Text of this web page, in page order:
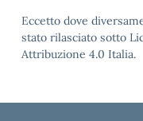
Eccetto dove
stato rilasciato sotto
Attribuzione 4.0 Italia.